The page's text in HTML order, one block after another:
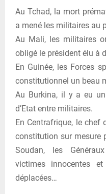
Au Tchad, la mort
a mené les militaires au
Au Mali, les militaires
obligé le président élu à
En Guinée, les Forces
constitutionnel un beau
Au Burkina, il y a eu
d’Etat entre militaires.
En Centrafrique, le chef
constitution sur mesure
Soudan, les
victimes innocentes
déplacées…